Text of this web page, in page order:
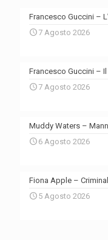
Francesco Guccini –
7 Agosto 2026
Francesco Guccini –
7 Agosto 2026
Muddy Waters –
6 Agosto 2026
Fiona Apple – Criminal
5 Agosto 2026